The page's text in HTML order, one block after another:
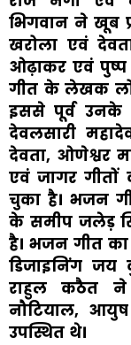
भिगवान ने खूब
खरोला एवं
ओढ़ाकर एवं
गीत के लेखक
इससे पूर्व उनके
देवलसारी
देवता, ओणेश्वर
एवं जागर गीतों
चुका है। भजन
के समीप जलेड़
है। भजन गीत
डिजाइनिंग
राहुल कठैत
नौटियाल,
उपस्थित थे।